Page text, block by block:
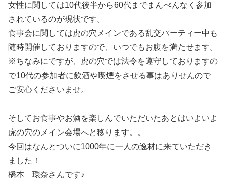
女性に関しては10代後半から60代までまんべんなく参加
されているのが現状です。
食事会に関しては虎の穴メインである乱交パーティー中も
随時開催しておりますので、いつでもお腹を満たせます。
※ちなみにですが、虎の穴では法令を遵守しておりますの
で10代の参加者に飲酒や喫煙をさせる事はありせんので
ご安心くださいませ。
そしてお食事やお酒を楽しんでいただいたあとはいよいよ
虎の穴のメイン会場へと移ります。。
今回はなんとついに1000年に一人の逸材に来ていただき
ました！
橋本 環奈さんです♪